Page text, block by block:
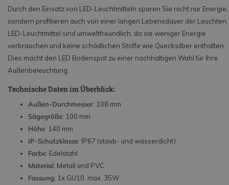
Durch den Einsatz von LED-Leuchtmitteln sparen Sie nicht nur Energie,
sondern profitieren auch von einer langen Lebensdauer der Leuchten.
LED-Leuchtmittel sind umweltfreundlich, da sie weniger Energie
verbrauchen und keine schädlichen Stoffe wie Quecksilber enthalten.
Dies macht den LED Bodenspot zu einer nachhaltigen Wahl für Ihre
Außenbeleuchtung.
Technische Daten im Überblick:
Außen-Durchmesser: 108 mm
Sägegröße: 100 mm
Höhe: 140 mm
IP-Schutzklasse: IP67 (staub- und wasserdicht)
Farbe: Edelstahl
Material: Metall und PVC
Fassung: 1x GU10, max. 35W